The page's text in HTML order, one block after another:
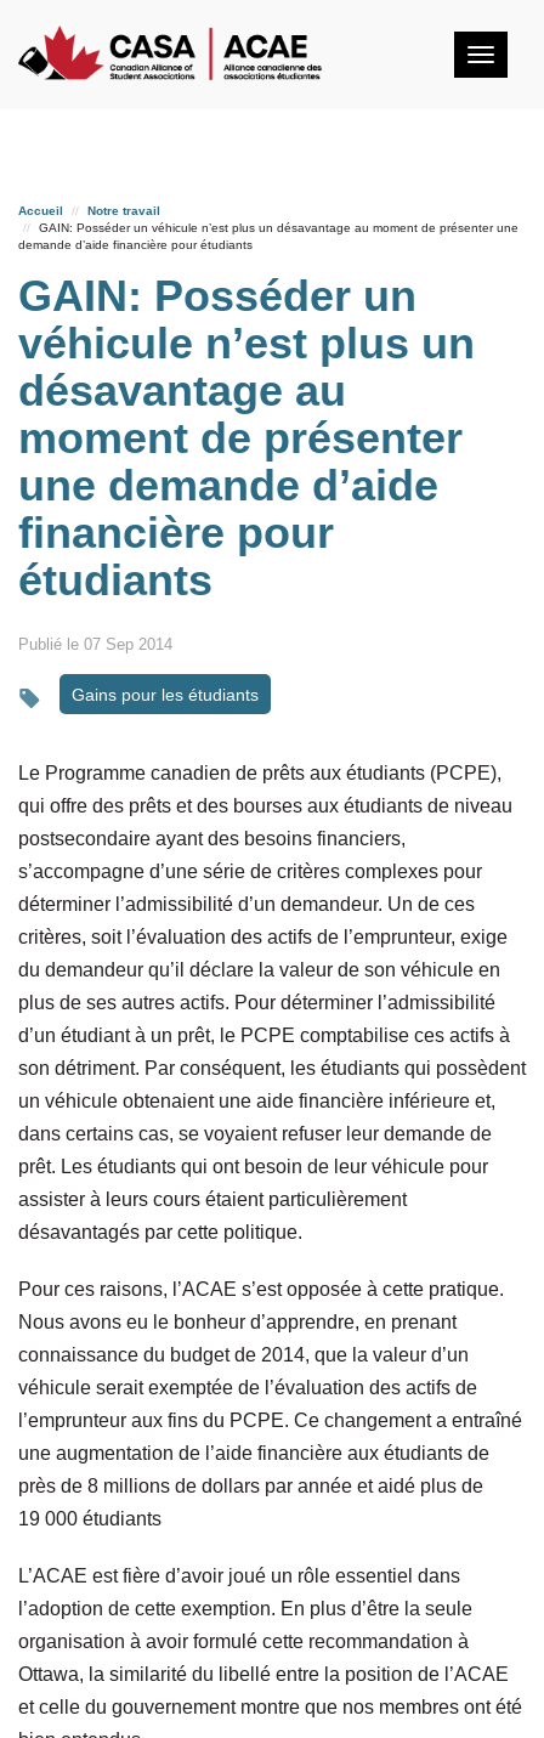
Accueil
Notre travail
GAIN: Posséder un véhicule n’est plus un désavantage au moment de présenter une
demande d’aide financière pour étudiants
GAIN: Posséder un
véhicule n’est plus un
désavantage au
moment de présenter
une demande d’aide
financière pour
étudiants
Publié le 07 Sep 2014
Gains pour les étudiants
Le Programme canadien de prêts aux étudiants (PCPE),
qui offre des prêts et des bourses aux étudiants de niveau
postsecondaire ayant des besoins financiers,
s’accompagne d’une série de critères complexes pour
déterminer l’admissibilité d’un demandeur. Un de ces
critères, soit l’évaluation des actifs de l’emprunteur, exige
du demandeur qu’il déclare la valeur de son véhicule en
plus de ses autres actifs. Pour déterminer l’admissibilité
d’un étudiant à un prêt, le PCPE comptabilise ces actifs à
son détriment. Par conséquent, les étudiants qui possèdent
un véhicule obtenaient une aide financière inférieure et,
dans certains cas, se voyaient refuser leur demande de
prêt. Les étudiants qui ont besoin de leur véhicule pour
assister à leurs cours étaient particulièrement
désavantagés par cette politique.
Pour ces raisons, l’ACAE s’est opposée à cette pratique.
Nous avons eu le bonheur d’apprendre, en prenant
connaissance du budget de 2014, que la valeur d’un
véhicule serait exemptée de l’évaluation des actifs de
l’emprunteur aux fins du PCPE. Ce changement a entraîné
une augmentation de l’aide financière aux étudiants de
près de 8 millions de dollars par année et aidé plus de
19 000 étudiants
L’ACAE est fière d’avoir joué un rôle essentiel dans
l’adoption de cette exemption. En plus d’être la seule
organisation à avoir formulé cette recommandation à
Ottawa, la similarité du libellé entre la position de l’ACAE
et celle du gouvernement montre que nos membres ont été